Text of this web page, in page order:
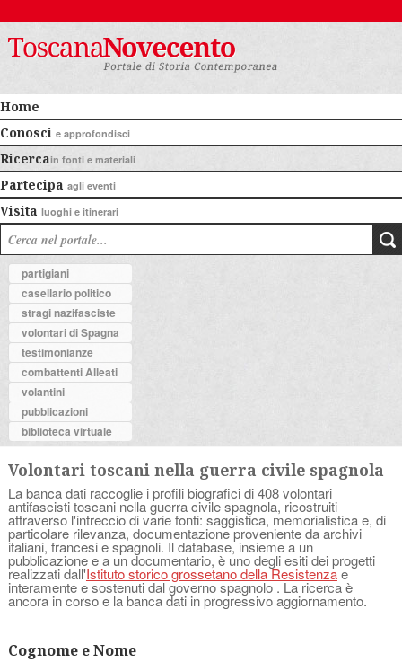
Home
Conosci e approfondisci
Ricercain fonti e materiali
Partecipa agli eventi
Visita luoghi e itinerari
partigiani
casellario politico
stragi nazifasciste
volontari di Spagna
testimonianze
combattenti Alleati
volantini
pubblicazioni
biblioteca virtuale
Volontari toscani nella guerra civile spagnola
La banca dati raccoglie i profili biografici di 408 volontari
antifascisti toscani nella guerra civile spagnola, ricostruiti
attraverso l'intreccio di varie fonti: saggistica, memorialistica e, di
particolare rilevanza, documentazione proveniente da archivi
italiani, francesi e spagnoli. Il database, insieme a un
pubblicazione e a un documentario, è uno degli esiti dei progetti
realizzati dall'Istituto storico grossetano della Resistenzae
interamente e sostenuti dal governo spagnolo . La ricerca è
ancora in corso e la banca dati in progressivo aggiornamento.
Cognome e Nome